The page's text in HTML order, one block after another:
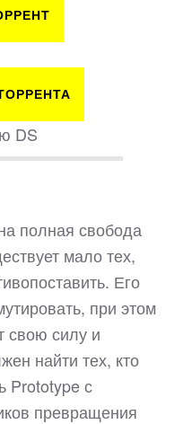
DS
полная свобода
мало тех,
Его
при этом
свою силу и
найти тех, кто
Prototype с
превращения